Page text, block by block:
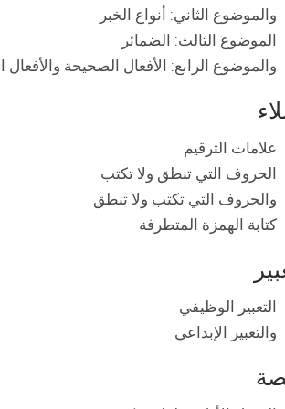
والموضوع الثاني: أنواع الخبر
الموضوع الثالث: الضمائر
والموضوع الرابع: الأفعال الصحيحة والأفعال
علامات الترقيم
الحروف التي تنطق ولا تكتب
والحروف التي تكتب ولا تنطق
كتابة الهمزة المتطرفة
التعبير الوظيفي
والتعبير الإبداعي